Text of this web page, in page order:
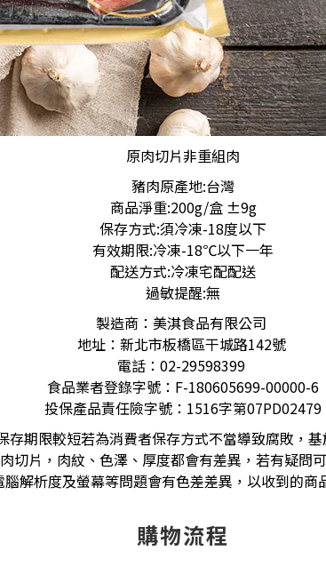
原肉切片非重組肉
豬肉原產地:台灣
商品淨重:200g/盒 ±9g
保存方式:須冷凍-18度以下
有效期限:冷凍-18℃以下一年
配送方式:冷凍宅配配送
過敏提醒:無
製造商：美淇食品有限公司
地址：新北市板橋區干城路142號
電話：02-29598399
食品業者登錄字號：F-180605699-00000-6
投保產品責任險字號：1516字第07PD02479
期限較短若為消費者保存方式不當導致腐敗，
切片，肉紋、色澤、厚度都會有差異，若有疑問
解析度及螢幕等問題會有色差差異，以收到的商
購物流程